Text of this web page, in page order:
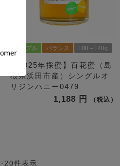
シンプル バランス 100～140g
【2025年採蜜】百花蜜（島
根県浜田市産）シングルオ
リジンハニー0479
1,188 税込
- 20 件表示